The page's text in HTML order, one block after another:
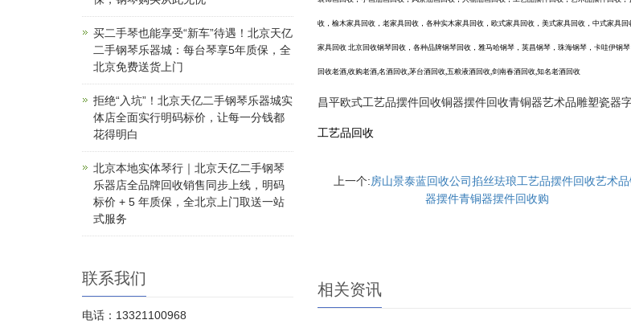
收，榆木家具回收，老家具回收，各种实木家具回收，欧式家具回收，美式家具回收，中式家具
家具回收 北京回收钢琴回收，各种品牌钢琴回收，雅马哈钢琴，英昌钢琴，珠海钢琴，卡哇伊钢
回收老酒,收购老酒,名酒回收,茅台酒回收,五粮液酒回收,剑南春酒回收,知名老酒回收
昌平欧式工艺品摆件回收铜器摆件回收青铜器艺术品雕塑瓷器
工艺品回收
上一个:房山景泰蓝回收公司掐丝珐琅工艺品摆件回收艺术品
器摆件青铜器摆件回收购
相关资讯
买二手琴也能享受“新车”待遇！北京天亿
二手钢琴乐器城：每台琴享5年质保，全
北京免费送货上门
拒绝“入坑”！北京天亿二手钢琴乐器城实
体店全面实行明码标价，让每一分钱都
花得明白
北京本地实体琴行｜北京天亿二手钢琴
乐器店全品牌回收销售同步上线，明码
标价 + 5 年质保，全北京上门取送一站
式服务
联系我们
电话：13321100968